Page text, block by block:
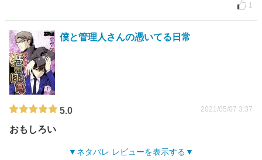
1
僕と管理人さんの憑いてる日常
5.0 2021/05/07 3:37
おもしろい
ネタバレ レビューを表示する